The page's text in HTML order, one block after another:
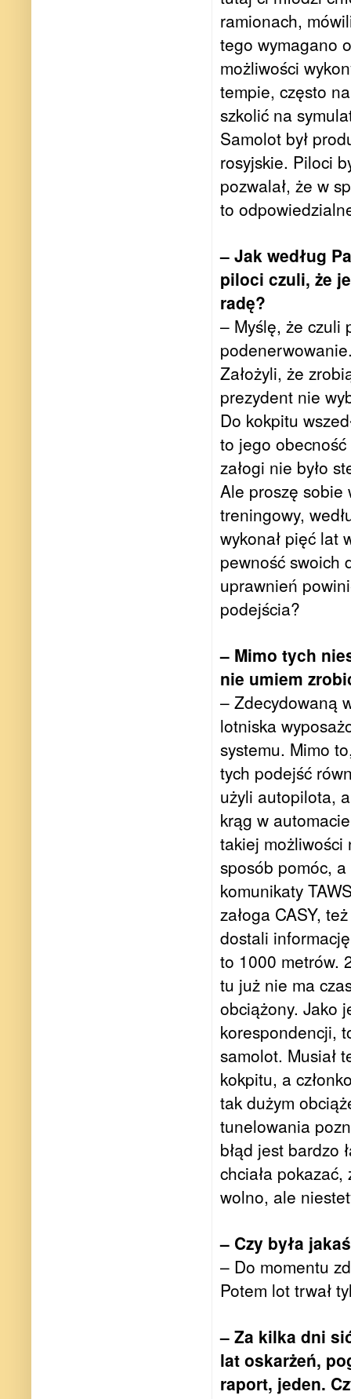
ramionach,
tego wymagano
możliwości
tempie, często
szkolić na
Samolot był
rosyjskie. Piloci
pozwalał, że w
to
– Jak według
piloci czuli, że
radę?
– Myślę, że czuli
Założyli, że
prezydent nie
Do kokpitu
to jego
załogi nie było
Ale proszę sobie
treningowy,
wykonał pięć lat
pewność swoich
uprawnień
podejścia?
– Mimo tych
nie umiem
– Zdecydowaną
lotniska
systemu. Mimo
tych podejść
użyli autopilota,
krąg w
takiej możliwości
sposób pomóc,
komunikaty
załoga CASY,
dostali
to 1000 metrów.
tu już nie ma
obciążony. Jako
korespondencji,
samolot. Musiał
kokpitu, a
tak dużym
tunelowania
błąd jest bardzo
chciała
wolno, ale
– Czy była
– Do momentu
Potem lot trwał
– Za kilka dni
lat oskarżeń,
raport, jeden.